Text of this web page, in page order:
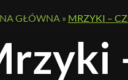
GŁÓWNA » MRZYKI –